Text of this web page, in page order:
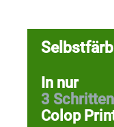
jeden
In nur
3 Schritten
Colop